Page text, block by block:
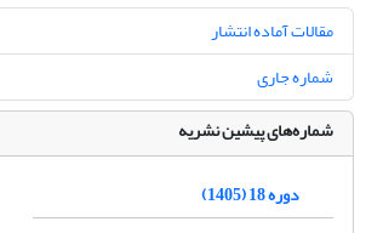
مقالات آماده انتشار
شماره جاری
شماره‌های پیشین نشریه
دوره 18 (1405)